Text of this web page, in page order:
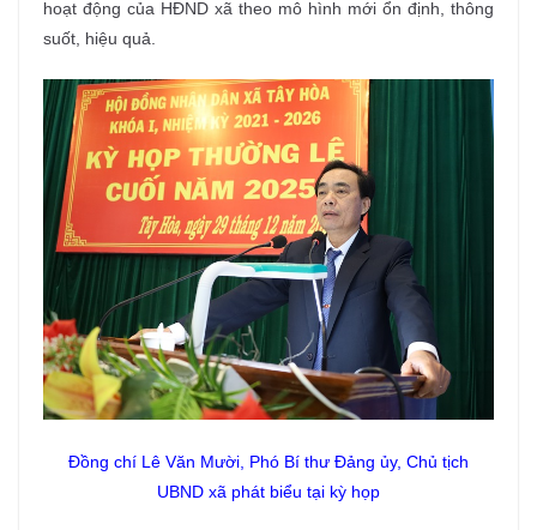
hoạt động của HĐND xã theo mô hình mới ổn định, thông
suốt, hiệu quả.
Đồng chí Lê Văn Mười, Phó Bí thư Đảng ủy, Chủ tịch
UBND xã phát biểu tại kỳ họp